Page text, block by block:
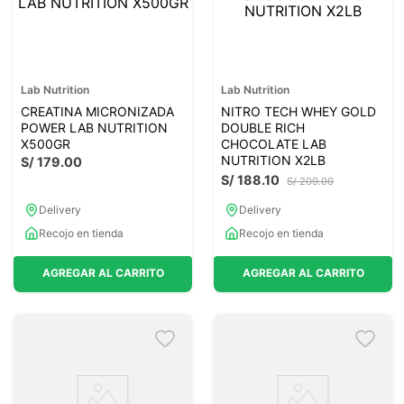
Lab Nutrition
CREATINA MICRONIZADA
POWER LAB NUTRITION
X500GR
S/179.00
Delivery
Recojo en tienda
AGREGAR AL CARRITO
Lab Nutrition
NITRO TECH WHEY GOLD
DOUBLE RICH
CHOCOLATE LAB
NUTRITION X2LB
S/ 209.00
S/188.10
Delivery
Recojo en tienda
AGREGAR AL CARRITO